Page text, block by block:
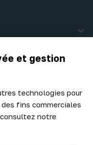
et gestion
technologies pour
fins commerciales
notre

informé de nos meilleurs